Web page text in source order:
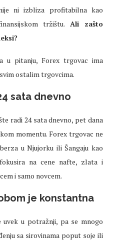
ni izbliza profitabilna kao
tržištu. Ali zašto
u pitanju, Forex trgovac ima
ostalim trgovcima.
sata dnevno
radi 24 sata dnevno, pet dana
momentu. Forex trgovac ne
u Njujorku ili Šangaju kao
na cene nafte, zlata i
i samo novcem.
je konstantna
u potražnji, pa se mnogo
sa sirovinama poput soje ili